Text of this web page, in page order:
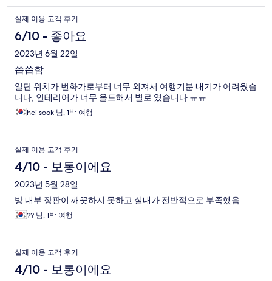
실제 이용 고객 후기
6/10 - 좋아요
2023년 6월 22일
씁씁함
일단 위치가 번화가로부터 너무 외져서 여행기분 내기가 어려웠습
니다, 인테리어가 너무 올드해서 별로 였습니다 ㅠㅠ
hei sook 님, 1박 여행
실제 이용 고객 후기
4/10 - 보통이에요
2023년 5월 28일
방 내부 장판이 깨끗하지 못하고 실내가 전반적으로 부족했음
?? 님, 1박 여행
실제 이용 고객 후기
4/10 - 보통이에요